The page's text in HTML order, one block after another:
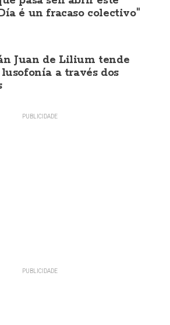
é un fracaso colectivo"
Juan de Lilium tende
a través dos